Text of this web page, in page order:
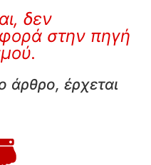
δεν
στην πηγή
άρθρο, έρχεται